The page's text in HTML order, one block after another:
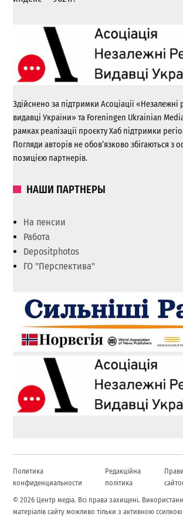
Здійснено за підтримки Асоціації «Незалежні
видавці України» та Foreningen Ukrainian
рамках реалізації проєкту Хаб підтримки
Погляди авторів не обов’язково збігаються з
позицією партнерів.
НАШИ ПАРТНЕРЫ
На пенсии
Работа
Depositphotos
ГО "Перспектива"
Политика
конфиденциальности
Редакційна
політика
© 2026 Центр медіа. Всі права захищені.
матеріалів сайту можливо тільки з активною